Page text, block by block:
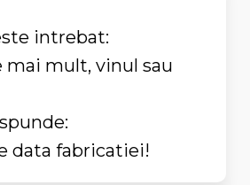
intrebat:
mai mult, vinul sau
data fabricatiei!